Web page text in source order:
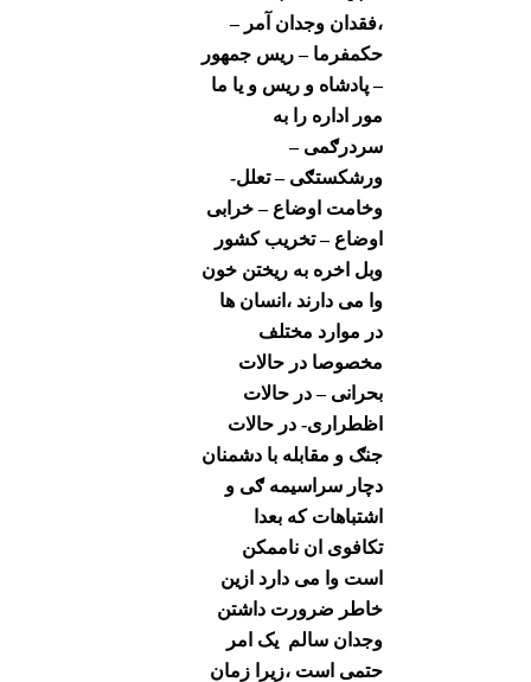
،فقدان وجدان آمر –
حکمفرما – ریس جمهور
– پادشاه و ریس و یا ما
مور اداره را به
سردرګمی –
ورشکستګی – تعلل-
وخامت اوضاع – خرابی
اوضاع – تخریب کشور
وبل اخره به ریختن خون
وا می دارند ،انسان ها
در موارد مختلف
مخصوصا در حالات
بحرانی – در حالات
اظطراری- در حالات
جنګ و مقابله با دشمنان
دچار سراسیمه ګی و
اشتباهات که بعدا
تکافوی ان ناممکن
است وا می دارد ازین
خاطر ضرورت داشتن
وجدان سالم یک امر
حتمی است ،زیرا زمان